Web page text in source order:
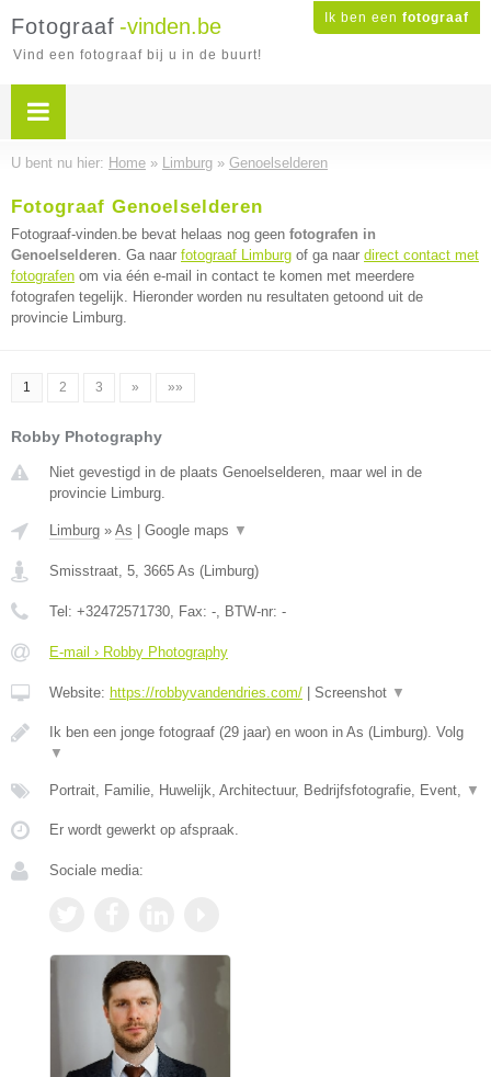
Ik ben een fotograaf
Fotograaf -vinden.be
Vind een fotograaf bij u in de buurt!
U bent nu hier: Home » Limburg » Genoelselderen
Fotograaf Genoelselderen
Fotograaf-vinden.be bevat helaas nog geen fotografen in
Genoelselderen. Ga naar fotograaf Limburg of ga naar direct contact met
fotografen om via één e-mail in contact te komen met meerdere
fotografen tegelijk. Hieronder worden nu resultaten getoond uit de
provincie Limburg.
1 2 3 » »»
Robby Photography
Niet gevestigd in de plaats Genoelselderen, maar wel in de
provincie Limburg.
Limburg » As Google maps ▼
Smisstraat, 5, 3665 As (Limburg)
Tel: +32472571730, Fax: -, BTW-nr: -
E-mail › Robby Photography
Website: https://robbyvandendries.com/ Screenshot ▼
Ik ben een jonge fotograaf (29 jaar) en woon in As (Limburg). Volg
▼
Portrait, Familie, Huwelijk, Architectuur, Bedrijfsfotografie, Event, ▼
Er wordt gewerkt op afspraak.
Sociale media: